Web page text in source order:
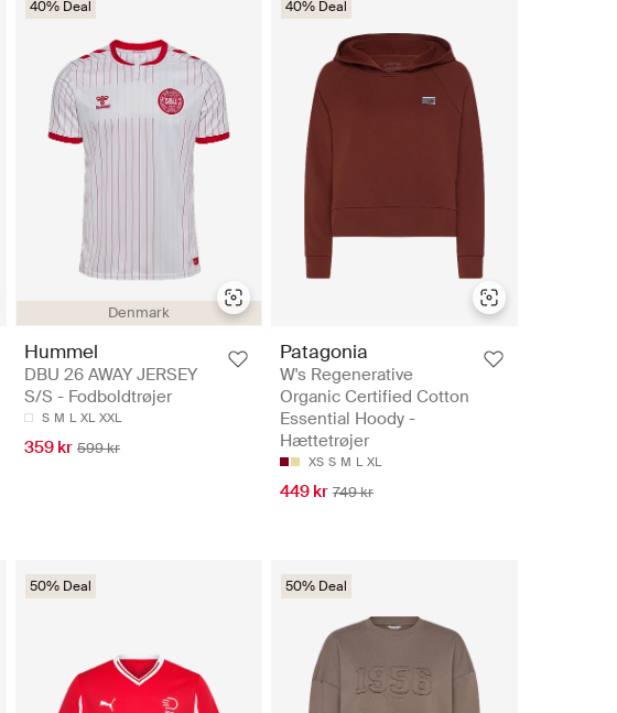
Denmark
40% Deal
Hummel
DBU 26 AWAY JERSEY
S/S - Fodboldtrøjer
S M L XL XXL
359 kr 599 kr
40% Deal
Patagonia
W's Regenerative
Organic Certified Cotton
Essential Hoody -
Hættetrøjer
XS S M L XL
449 kr 749 kr
50% Deal 50% Deal